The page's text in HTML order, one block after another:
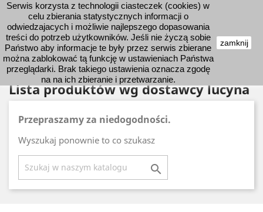
Lista produktów wg dostawcy lucyna
Przepraszamy za niedogodności.
Wyszukaj ponownie to co szukasz

Serwis korzysta z technologii ciasteczek (cookies) w
celu zbierania statystycznych informacji o
odwiedzajacych i możliwie najlepszego dopasowania
treści do potrzeb użytkowników. Jeśli nie życzą sobie
Państwo aby informacje te były przez serwis zbierane
można zablokować tą funkcję w ustawieniach Państwa
przeglądarki. Brak takiego ustawienia oznacza zgodę
na na ich zbieranie i przetwarzanie.
zamknij